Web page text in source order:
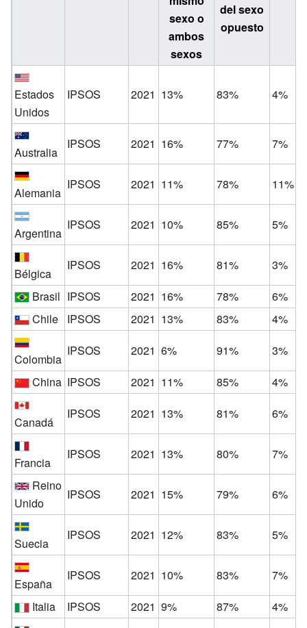
sexo o
ambos
sexos
del sexo
opuesto
Estados
Unidos
IPSOS 2021 13% 83% 4%
Australia
IPSOS 2021 16% 77% 7%
Alemania
IPSOS 2021 11% 78% 11%
Argentina
IPSOS 2021 10% 85% 5%
Bélgica
IPSOS 2021 16% 81%
3%
Brasil IPSOS 2021 16% 78%
6%
Chile
IPSOS 2021 13% 83% 4%
Colombia
IPSOS 2021 6% 91%
3%
China IPSOS 2021 11% 85% 4%
Canadá
IPSOS 2021 13% 81% 6%
Francia
IPSOS 2021 13% 80%
7%
Reino
Unido
IPSOS 2021 15% 79% 6%
Suecia
IPSOS 2021 12% 83% 5%
España
IPSOS 2021 10% 83%
7%
Italia
IPSOS 2021 9% 87% 4%